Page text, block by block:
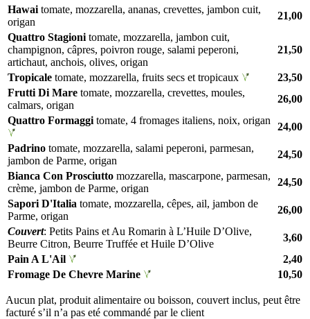
Hawai tomate, mozzarella, ananas, crevettes, jambon cuit,
origan
21,00
Quattro Stagioni tomate, mozzarella, jambon cuit,
champignon, câpres, poivron rouge, salami peperoni,
artichaut, anchois, olives, origan
21,50
Tropicale tomate, mozzarella, fruits secs et tropicaux
23,50
Frutti Di Mare tomate, mozzarella, crevettes, moules,
calmars, origan
26,00
Quattro Formaggi tomate, 4 fromages italiens, noix, origan
24,00
Padrino tomate, mozzarella, salami peperoni, parmesan,
jambon de Parme, origan
24,50
Bianca Con Prosciutto mozzarella, mascarpone, parmesan,
crème, jambon de Parme, origan
24,50
Sapori D'Italia tomate, mozzarella, cêpes, ail, jambon de
Parme, origan
26,00
Couvert: Petits Pains et Au Romarin à L’Huile D’Olive,
Beurre Citron, Beurre Truffée et Huile D’Olive
3,60
Pain A L'Ail
2,40
Fromage De Chevre Marine
10,50
Aucun plat, produit alimentaire ou boisson, couvert inclus, peut être
facturé s’il n’a pas eté commandé par le client